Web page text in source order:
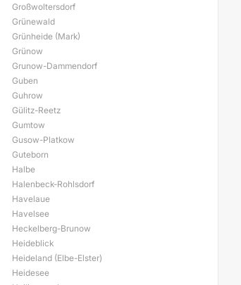
Großwoltersdorf
Grünewald
Grünheide (Mark)
Grünow
Grunow-Dammendorf
Guben
Guhrow
Gülitz-Reetz
Gumtow
Gusow-Platkow
Guteborn
Halbe
Halenbeck-Rohlsdorf
Havelaue
Havelsee
Heckelberg-Brunow
Heideblick
Heideland (Elbe-Elster)
Heidesee